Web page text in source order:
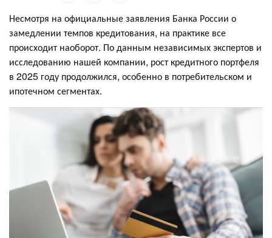
Несмотря на официальные заявления Банка России о
замедлении темпов кредитования, на практике все
происходит наоборот. По данным независимых экспертов и
исследованию нашей компании, рост кредитного портфеля
в 2025 году продолжился, особенно в потребительском и
ипотечном сегментах.